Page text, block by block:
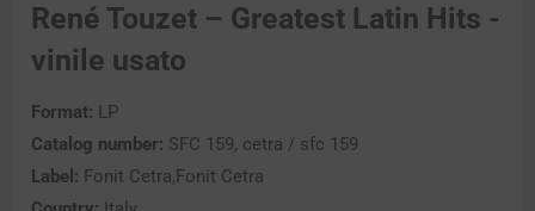
René Touzet – Greatest Latin Hits -
vinile usato
Format: LP
Catalog number: SFC 159, cetra / sfc 159
Label: Fonit Cetra,Fonit Cetra